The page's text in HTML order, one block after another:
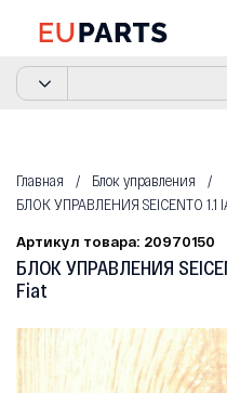
Главная
Блок управления
БЛОК УПРАВЛЕНИЯ SEICENTO 1.1
Артикул товара: 20970150
БЛОК УПРАВЛЕНИЯ
Fiat